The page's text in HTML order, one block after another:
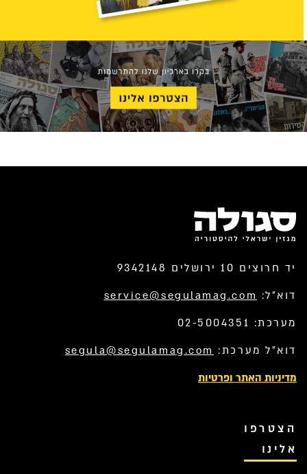
יד חרוצים 10 ירושלים 9342148
דוא”ל: service@segulamag.com
מערכת: 02-5004351
דוא”ל מערכת: segula@segulamag.com
מדיניות האתר ופרטיות
הצטרפו
אלינו